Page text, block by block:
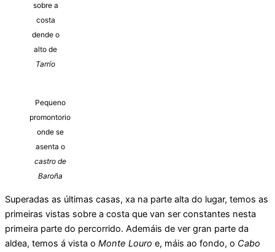
sobre a
costa
dende o
alto de
Tarrío
Pequeno
promontorio
onde se
asenta o
castro de
Baroña
Superadas as últimas casas, xa na parte alta do lugar, temos as
primeiras vistas sobre a costa que van ser constantes nesta
primeira parte do percorrido. Ademáis de ver gran parte da
aldea, temos á vista o Monte Louro e, máis ao fondo, o Cabo